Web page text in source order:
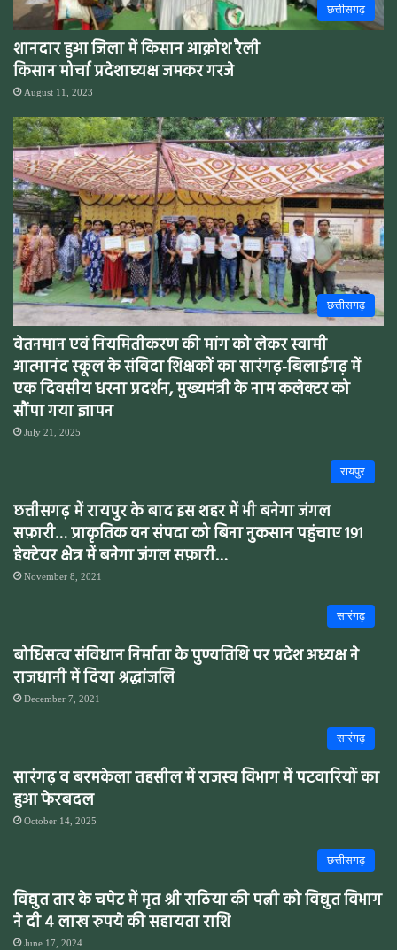
छत्तीसगढ़
शानदार हुआ जिला में किसान आक्रोश रैली
किसान मोर्चा प्रदेशाध्यक्ष जमकर गरजे
August 11, 2023
छत्तीसगढ़
वेतनमान एवं नियमितीकरण की मांग को लेकर स्वामी
आत्मानंद स्कूल के संविदा शिक्षकों का सारंगढ़-बिलाईगढ़ में
एक दिवसीय धरना प्रदर्शन, मुख्यमंत्री के नाम कलेक्टर को
सौंपा गया ज्ञापन
July 21, 2025
रायपुर
छत्तीसगढ़ में रायपुर के बाद इस शहर में भी बनेगा जंगल
सफ़ारी… प्राकृतिक वन संपदा को बिना नुकसान पहुंचाए 191
हेक्टेयर क्षेत्र में बनेगा जंगल सफ़ारी…
November 8, 2021
सारंगढ़
बोधिसत्व संविधान निर्माता के पुण्यतिथि पर प्रदेश अध्यक्ष ने
राजधानी में दिया श्रद्धांजलि
December 7, 2021
सारंगढ़
सारंगढ़ व बरमकेला तहसील में राजस्व विभाग में पटवारियों का
हुआ फेरबदल
October 14, 2025
छत्तीसगढ़
विद्युत तार के चपेट में मृत श्री राठिया की पत्नी को विद्युत विभाग
ने दी 4 लाख रुपये की सहायता राशि
June 17, 2024